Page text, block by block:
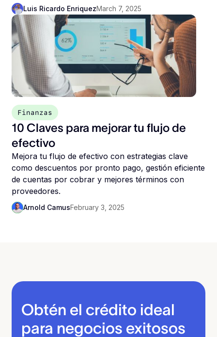
Luis Ricardo EnriquezMarch 7, 2025
Finanzas
10 Claves para mejorar tu flujo de
efectivo
Mejora tu flujo de efectivo con estrategias clave
como descuentos por pronto pago, gestión eficiente
de cuentas por cobrar y mejores términos con
proveedores.
Arnold CamusFebruary 3, 2025
Obtén el crédito ideal
para negocios exitosos